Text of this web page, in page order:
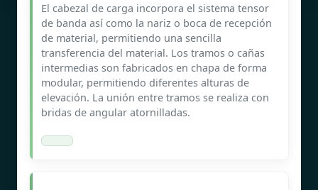
El cabezal de carga incorpora el sistema tensor
de banda así como la nariz o boca de recepción
de material, permitiendo una sencilla
transferencia del material. Los tramos o cañas
intermedias son fabricados en chapa de forma
modular, permitiendo diferentes alturas de
elevación. La unión entre tramos se realiza con
bridas de angular atornilladas.